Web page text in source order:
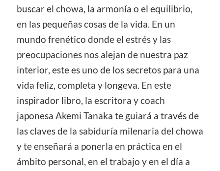
buscar el chowa, la armonía o el equilibrio,
en las pequeñas cosas de la vida. En un
mundo frenético donde el estrés y las
preocupaciones nos alejan de nuestra paz
interior, este es uno de los secretos para una
vida feliz, completa y longeva. En este
inspirador libro, la escritora y coach
japonesa Akemi Tanaka te guiará a través de
las claves de la sabiduría milenaria del chowa
y te enseñará a ponerla en práctica en el
ámbito personal, en el trabajo y en el día a